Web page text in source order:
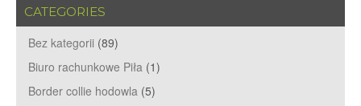
CATEGORIES
Bez kategorii (89)
Biuro rachunkowe Piła (1)
Border collie hodowla (5)